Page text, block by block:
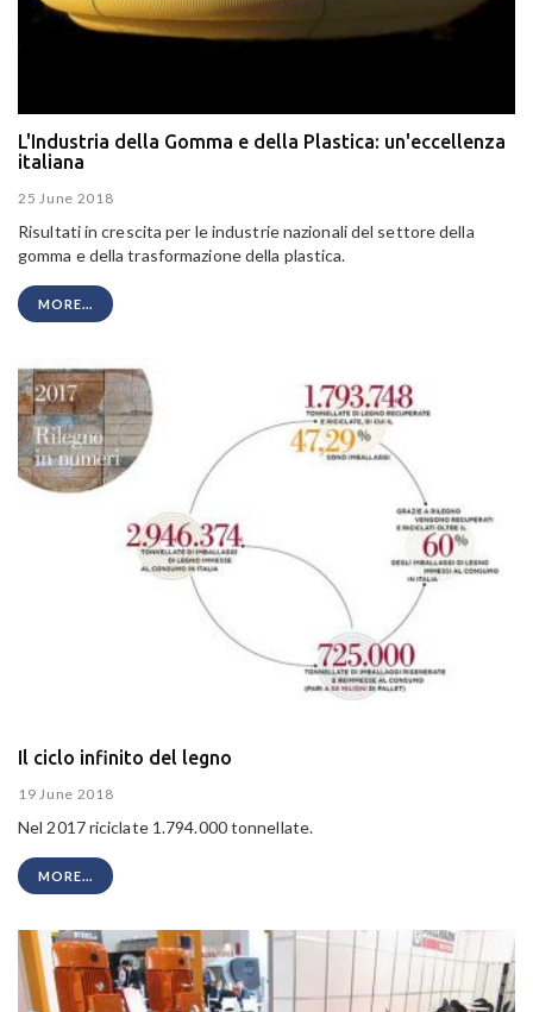
L'Industria della Gomma e della Plastica: un'eccellenza
italiana
25 June 2018
Risultati in crescita per le industrie nazionali del settore della
gomma e della trasformazione della plastica.
MORE...
Il ciclo infinito del legno
19 June 2018
Nel 2017 riciclate 1.794.000 tonnellate.
MORE...